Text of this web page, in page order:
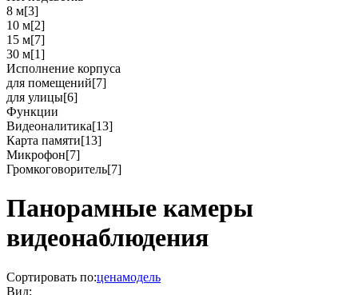
8 м[3]
10 м[2]
15 м[7]
30 м[1]
Исполнение корпуса
для помещений[7]
для улицы[6]
Функции
Видеоналитика[13]
Карта памяти[13]
Микрофон[7]
Громкоговоритель[7]
Панорамные камеры
видеонаблюдения
Сортировать по:ценамодель
Вид: